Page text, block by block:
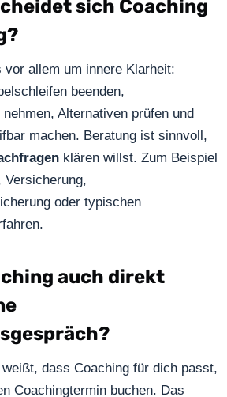
sich Coaching
vor allem um innere Klarheit:
beenden,
Alternativen prüfen und
machen. Beratung ist sinnvoll,
klären willst. Zum Beispiel
Versicherung,
oder typischen
auch direkt
dass Coaching für dich passt,
Coachingtermin buchen. Das